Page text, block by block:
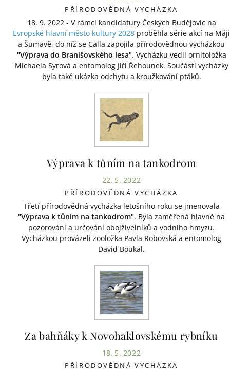
PŘÍRODOVĚDNÁ VYCHÁZKA
18. 9. 2022 - V rámci kandidatury Českých Budějovic na
Evropské hlavní město kultury 2028 proběhla série akcí na Máji
a Šumavě, do níž se Calla zapojila přírodovědnou vycházkou
"Výprava do Branišovského lesa". Vycházku vedli ornitoložka
Michaela Syrová a entomolog Jiří Řehounek. Součástí vycházky
byla také ukázka odchytu a kroužkování ptáků.
Výprava k tůním na tankodrom
22. 5. 2022
PŘÍRODOVĚDNÁ VYCHÁZKA
Třetí přírodovědná vycházka letošního roku se jmenovala
"Výprava k tůním na tankodrom". Byla zaměřená hlavně na
pozorování a určování obojživelníků a vodního hmyzu.
Vycházkou provázeli zooložka Pavla Robovská a entomolog
David Boukal.
Za bahňáky k Novohaklovskému rybníku
18. 5. 2022
PŘÍRODOVĚDNÁ VYCHÁZKA